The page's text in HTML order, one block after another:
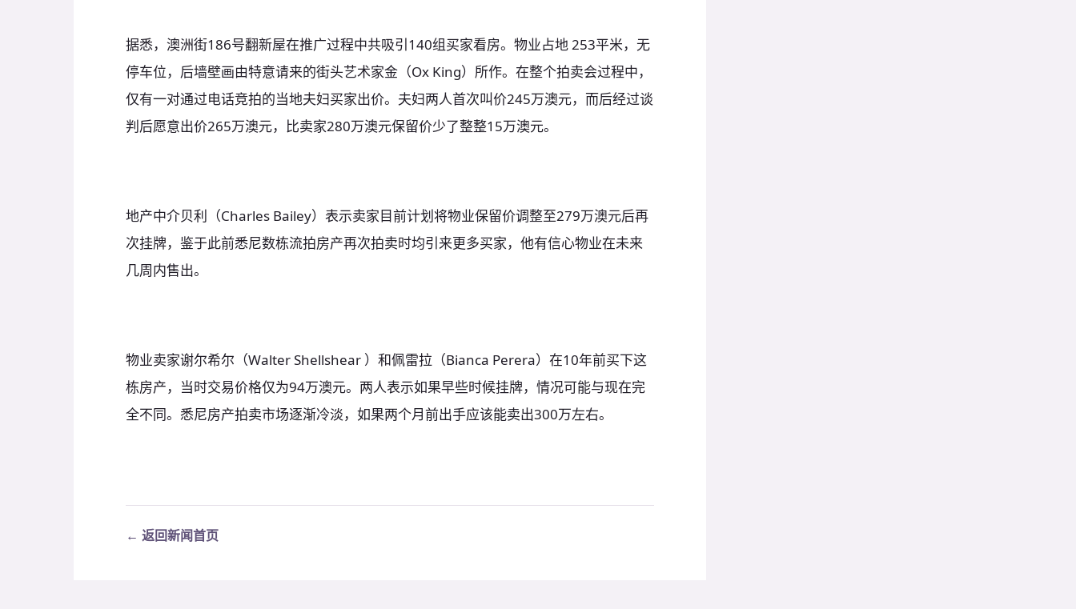
据悉，澳洲街186号翻新屋在推广过程中共吸引140组买家看房。物业占地 253平米，无
停车位，后墙壁画由特意请来的街头艺术家金（Ox King）所作。在整个拍卖会过程中，
仅有一对通过电话竞拍的当地夫妇买家出价。夫妇两人首次叫价245万澳元，而后经过谈
判后愿意出价265万澳元，比卖家280万澳元保留价少了整整15万澳元。
地产中介贝利（Charles Bailey）表示卖家目前计划将物业保留价调整至279万澳元后再
次挂牌，鉴于此前悉尼数栋流拍房产再次拍卖时均引来更多买家，他有信心物业在未来
几周内售出。
物业卖家谢尔希尔（Walter Shellshear ）和佩雷拉（Bianca Perera）在10年前买下这
栋房产，当时交易价格仅为94万澳元。两人表示如果早些时候挂牌，情况可能与现在完
全不同。悉尼房产拍卖市场逐渐冷淡，如果两个月前出手应该能卖出300万左右。
← 返回新闻首页